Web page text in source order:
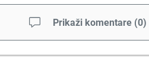
Prikaži komentare (0)